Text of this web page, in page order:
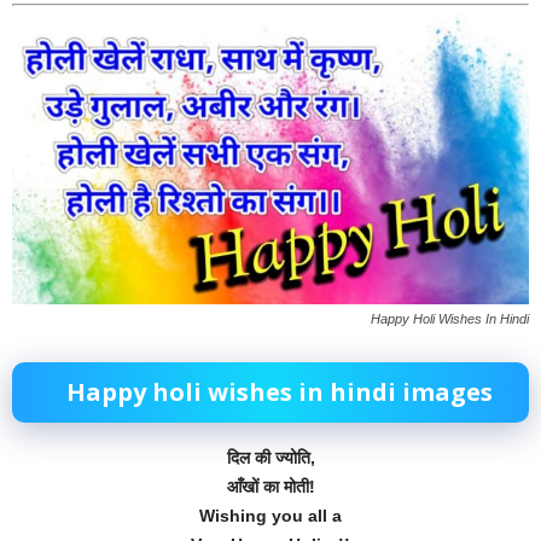
Happy Holi Wishes In Hindi
Happy holi wishes in hindi images
दिल की ज्योति,
आँखों का मोती!
Wishing you all a